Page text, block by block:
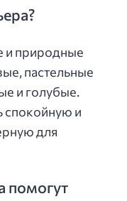
и природные
пастельные
и голубые.
спокойную и
для
помогут